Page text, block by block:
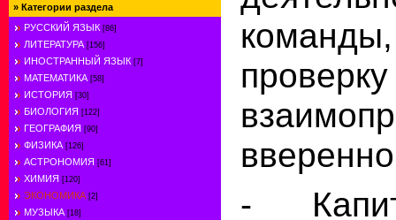
» Категории раздела
РУССКИЙ ЯЗЫК [86]
ЛИТЕРАТУРА [156]
ИНОСТРАННЫЙ ЯЗЫК [7]
МАТЕМАТИКА [58]
ИСТОРИЯ [30]
БИОЛОГИЯ [122]
ГЕОГРАФИЯ [90]
ФИЗИКА [126]
АСТРОНОМИЯ [61]
ХИМИЯ [120]
ЭКОНОМИКА [2]
МУЗЫКА [18]
-